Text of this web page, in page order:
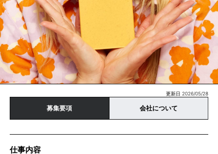
更新日 2026/05/28
募集要項 会社について
仕事内容